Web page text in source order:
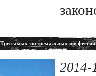
Три самых экстремальных
2014-